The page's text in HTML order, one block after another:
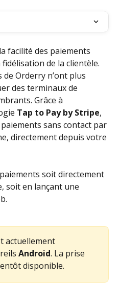
facilité des paiements
de la clientèle.
Orderry n’ont plus
des terminaux de
Grâce à
Tap to Pay by Stripe,
sans contact par
directement depuis votre
soit directement
soit en lançant une
actuellement
Android. La prise
disponible.